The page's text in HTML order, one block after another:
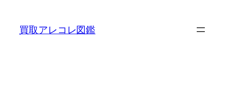
買取アレコレ図鑑